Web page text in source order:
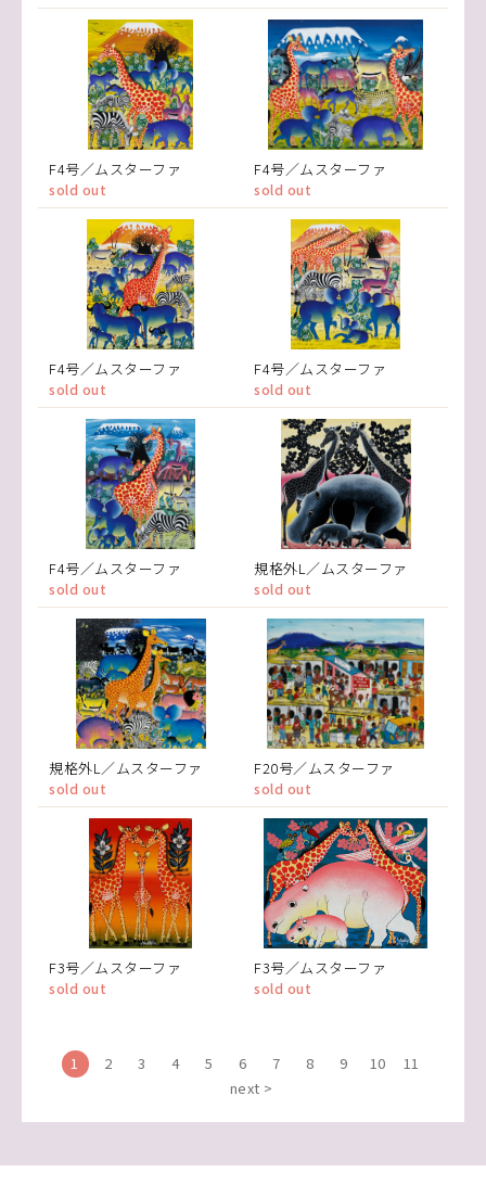
F4号／ムスターファ
sold out
F4号／ムスターファ
sold out
F4号／ムスターファ
sold out
F4号／ムスターファ
sold out
F4号／ムスターファ
sold out
規格外L／ムスターファ
sold out
規格外L／ムスターファ
sold out
F20号／ムスターファ
sold out
F3号／ムスターファ
sold out
F3号／ムスターファ
sold out
1 2 3 4 5 6 7 8 9 10
11
next >